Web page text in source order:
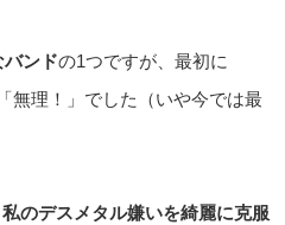
ンドの1つですが、最初に
無理！」でした（いや今では最
私のデスメタル嫌いを綺麗に克服